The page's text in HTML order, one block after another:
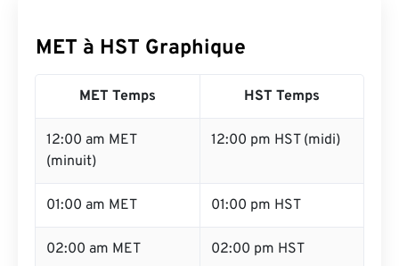
MET à HST Graphique
MET Temps HST Temps
12:00 am MET
(minuit)
12:00 pm HST (midi)
01:00 am MET 01:00 pm HST
02:00 am MET 02:00 pm HST